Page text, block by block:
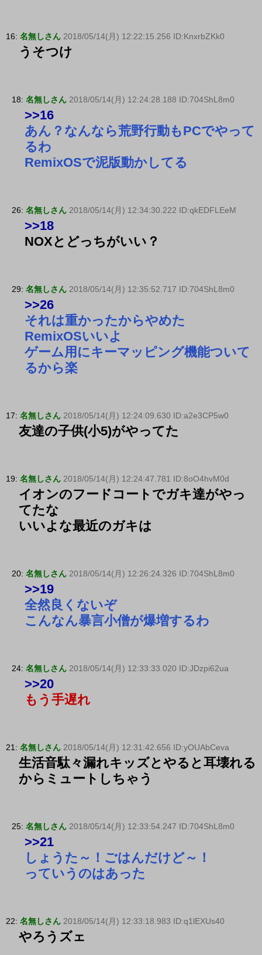
16: 名無しさん 2018/05/14(月) 12:22:15.256 ID:KnxrbZKk0
うそつけ
18: 名無しさん 2018/05/14(月) 12:24:28.188 ID:704ShL8m0
>>16
あん？なんなら荒野行動もPCでやって
るわ
RemixOSで泥版動かしてる
26: 名無しさん 2018/05/14(月) 12:34:30.222 ID:qkEDFLEeM
>>18
NOXとどっちがいい？
29: 名無しさん 2018/05/14(月) 12:35:52.717 ID:704ShL8m0
>>26
それは重かったからやめた
RemixOSいいよ
ゲーム用にキーマッピング機能ついて
るから楽
17: 名無しさん 2018/05/14(月) 12:24:09.630 ID:a2e3CP5w0
友達の子供(小5)がやってた
19: 名無しさん 2018/05/14(月) 12:24:47.781 ID:8oO4hvM0d
イオンのフードコートでガキ達がやっ
てたな
いいよな最近のガキは
20: 名無しさん 2018/05/14(月) 12:26:24.326 ID:704ShL8m0
>>19
全然良くないぞ
こんなん暴言小僧が爆増するわ
24: 名無しさん 2018/05/14(月) 12:33:33.020 ID:JDzpi62ua
>>20
もう手遅れ
21: 名無しさん 2018/05/14(月) 12:31:42.656 ID:yOUAbCeva
生活音駄々漏れキッズとやると耳壊れる
からミュートしちゃう
25: 名無しさん 2018/05/14(月) 12:33:54.247 ID:704ShL8m0
>>21
しょうた～！ごはんだけど～！
っていうのはあった
22: 名無しさん 2018/05/14(月) 12:33:18.983 ID:q1lEXUs40
やろうズェ